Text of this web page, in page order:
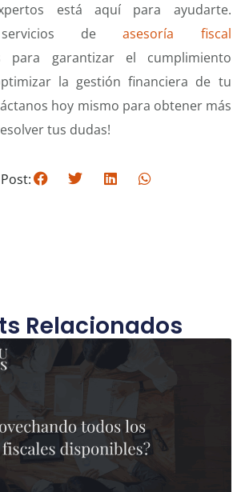
está aquí para ayudarte.
servicios deasesoría fiscal
para garantizar el cumplimiento
la gestión financiera de tu
hoy mismo para obtener más
tus dudas!
Relacionados